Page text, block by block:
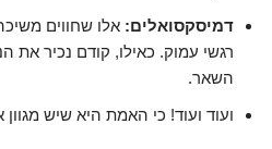
דמיסקסואלים: אלו שחווים
רגשי עמוק. כאילו, קודם נכיר
השאר.
ועוד ועוד! כי האמת היא שיש מגוון